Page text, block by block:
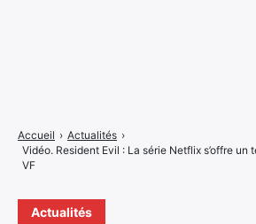
Actualités
Accueil › Actualités ›
Vidéo. Resident Evil : La série Netflix s’offre un
VF